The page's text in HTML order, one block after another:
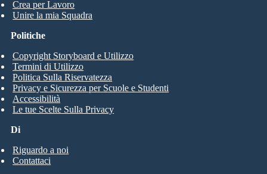
Crea per Lavoro
Unire la mia Squadra
Di
Riguardo a noi
Contattaci
Politiche
Copyright Storyboard e Utilizzo
Termini di Utilizzo
Politica Sulla Riservatezza
Privacy e Sicurezza per Scuole e Studenti
Accessibilità
Le tue Scelte Sulla Privacy